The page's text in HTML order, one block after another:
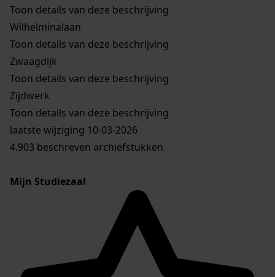
Toon details van deze beschrijving
Wilhelminalaan
Toon details van deze beschrijving
Zwaagdijk
Toon details van deze beschrijving
Zijdwerk
Toon details van deze beschrijving
laatste wijziging 10-03-2026
4.903 beschreven archiefstukken
Mijn Studiezaal